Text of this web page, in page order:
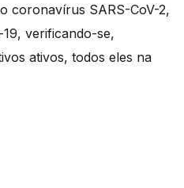
coronavírus SARS-CoV-2,
verificando-se,
ativos, todos eles na